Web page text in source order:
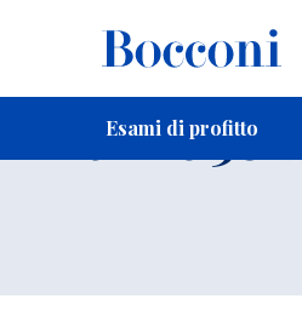
Esami di profitto
Esame 30215